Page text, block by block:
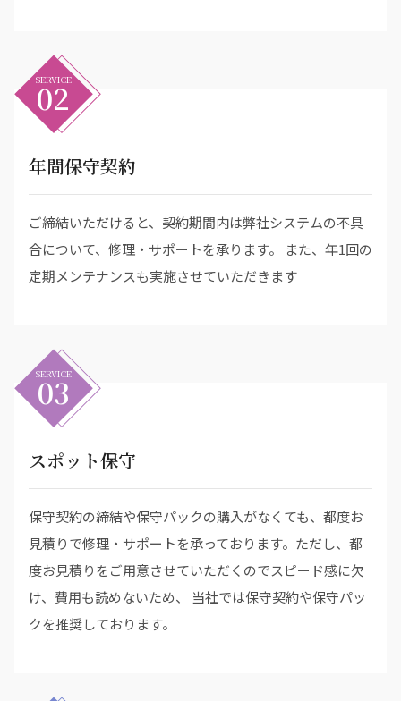
SERVICE
02
年間保守契約
ご締結いただけると、契約期間内は弊社システムの不具
合について、修理・サポートを承ります。 また、年1回の
定期メンテナンスも実施させていただきます
SERVICE
03
スポット保守
保守契約の締結や保守パックの購入がなくても、都度お
見積りで修理・サポートを承っております。ただし、都
度お見積りをご用意させていただくのでスピード感に欠
け、費用も読めないため、 当社では保守契約や保守パッ
クを推奨しております。